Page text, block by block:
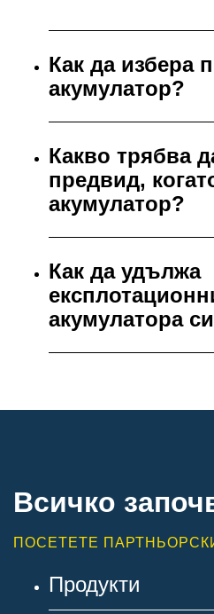
Как да избера
акумулатор?
Какво трябва
предвид,
акумулатор?
Как да удължа
акумулатора
Всичко
ПОСЕТЕТЕ
Продукти